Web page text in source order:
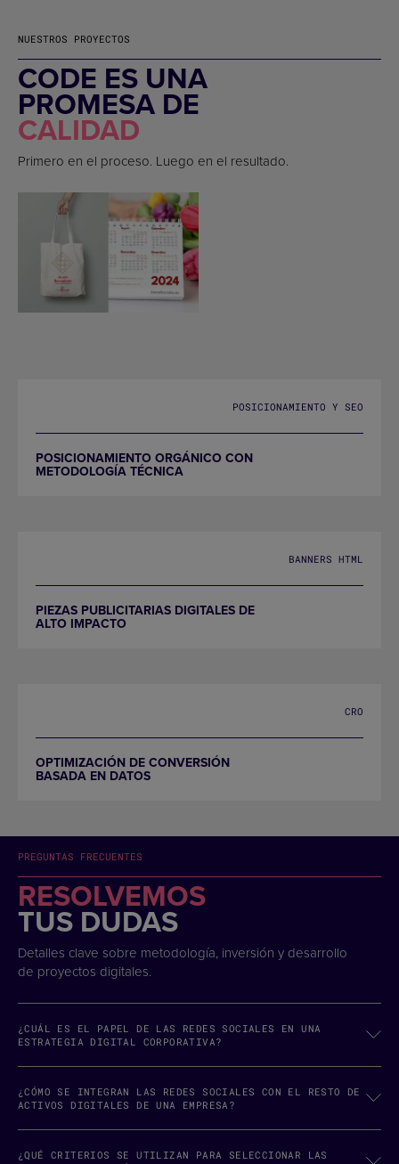
NUESTROS PROYECTOS
CODE ES UNA
PROMESA DE
CALIDAD
Primero en el proceso. Luego en el resultado.
POSICIONAMIENTO Y SEO
POSICIONAMIENTO ORGÁNICO CON
METODOLOGÍA TÉCNICA
BANNERS HTML
PIEZAS PUBLICITARIAS DIGITALES DE
ALTO IMPACTO
CRO
OPTIMIZACIÓN DE CONVERSIÓN
BASADA EN DATOS
PREGUNTAS FRECUENTES
RESOLVEMOS
TUS DUDAS
Detalles clave sobre metodología, inversión y desarrollo
de proyectos digitales.
¿CUÁL ES EL PAPEL DE LAS REDES SOCIALES EN UNA
ESTRATEGIA DIGITAL CORPORATIVA?
¿CÓMO SE INTEGRAN LAS REDES SOCIALES CON EL RESTO DE
ACTIVOS DIGITALES DE UNA EMPRESA?
¿QUÉ CRITERIOS SE UTILIZAN PARA SELECCIONAR LAS